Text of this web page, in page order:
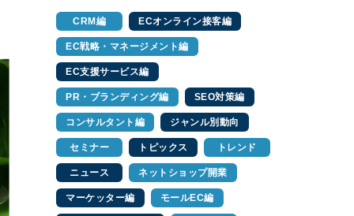
CRM編 ECオンライン接客編
EC戦略・マネージメント編
EC支援サービス編
PR・ブランディング編 SEO対策編
コンサルタント編 ジャンル別動向
セミナー トピックス トレンド
ニュース ネットショップ開業
マーケッター編 モールEC編